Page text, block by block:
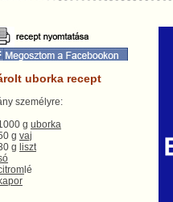
uborka recept
személyre:
g uborka
g vaj
g liszt
lé
kapor